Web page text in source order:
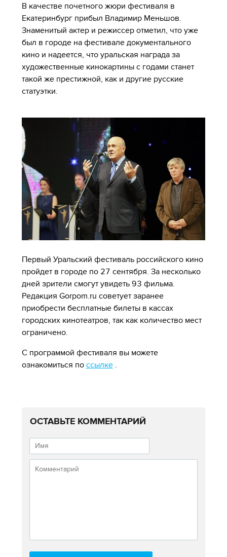
В качестве почетного жюри фестиваля в
Екатеринбург прибыл Владимир Меньшов.
Знаменитый актер и режиссер отметил, что уже
был в городе на фестивале документального
кино и надеется, что уральская награда за
художественные кинокартины с годами станет
такой же престижной, как и другие русские
статуэтки.
Первый Уральский фестиваль российского кино
пройдет в городе по 27 сентября. За несколько
дней зрители смогут увидеть 93 фильма.
Редакция Gorpom.ru советует заранее
приобрести бесплатные билеты в кассах
городских кинотеатров, так как количество мест
ограничено.
С программой фестиваля вы можете
ознакомиться по ссылке .
ОСТАВЬТЕ КОММЕНТАРИЙ